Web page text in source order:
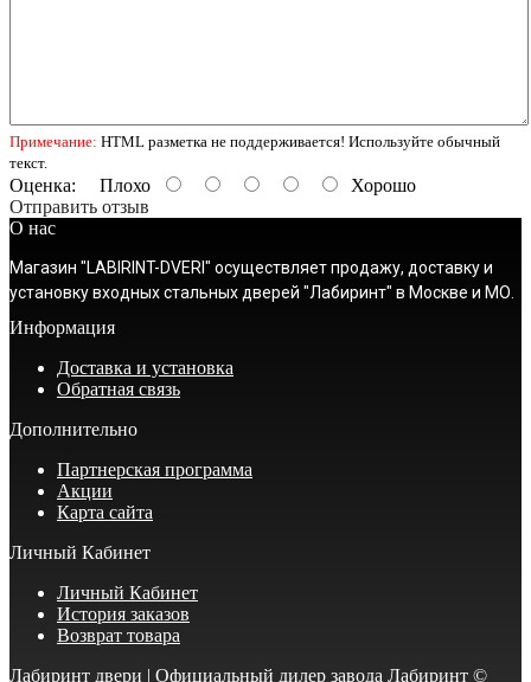
Примечание: HTML разметка не поддерживается! Используйте обычный
текст.
Оценка: Плохо
Хорошо
Отправить отзыв
О нас
Магазин "LABIRINT-DVERI" осуществляет продажу, доставку и
установку входных стальных дверей "Лабиринт" в Москве и МО.
Информация
Доставка и установка
Обратная связь
Дополнительно
Партнерская программа
Акции
Карта сайта
Личный Кабинет
Личный Кабинет
История заказов
Возврат товара
Лабиринт двери | Официальный дилер завода Лабиринт ©